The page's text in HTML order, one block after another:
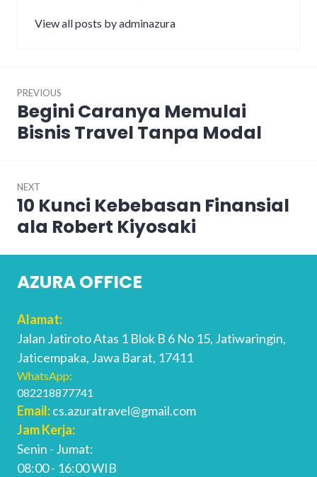
View all posts by adminazura
navigation
PREVIOUS
Previous
post:
Begini Caranya Memulai
Bisnis Travel Tanpa Modal
NEXT
Next
post:
10 Kunci Kebebasan Finansial
ala Robert Kiyosaki
AZURA OFFICE
Alamat:
Jalan Jatiroto Atas 1 Blok B 6 No 15, Jatiwaringin,
Jaticempaka, Jawa Barat, 17411
WhatsApp:
082218877741
Email:cs.azuratravel@gmail.com
Jam Kerja:
Senin - Jumat:
08:00 - 16:00 WIB